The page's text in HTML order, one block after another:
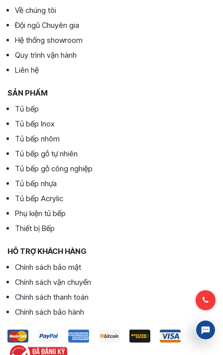
Về chúng tôi
Đội ngũ Chuyên gia
Hệ thống showroom
Quy trình vận hành
Liên hệ
SẢN PHẨM
Tủ bếp
Tủ bếp Inox
Tủ bếp nhôm
Tủ bếp gỗ tự nhiên
Tủ bếp gỗ công nghiệp
Tủ bếp nhựa
Tủ bếp Acrylic
Phụ kiện tủ bếp
Thiết bị Bếp
HỖ TRỢ KHÁCH HÀNG
Chính sách bảo mật
Chính sách vận chuyển
Chính sách thanh toán
Chính sách bảo hành